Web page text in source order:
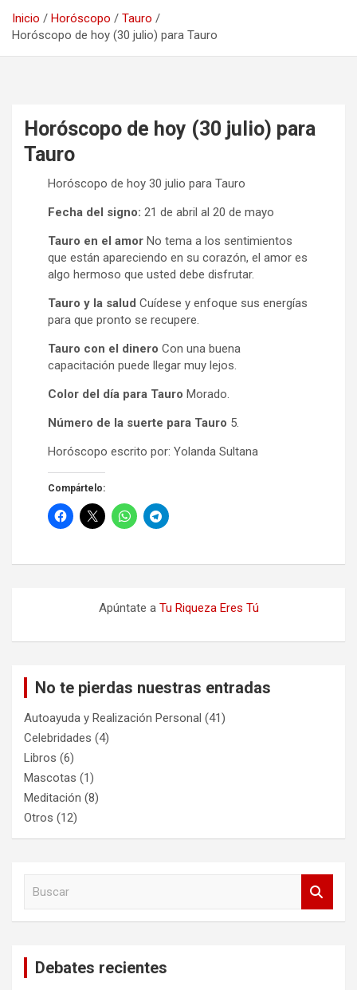
Inicio Horóscopo
Tauro
Horóscopo de hoy (30 julio) para Tauro
Horóscopo de hoy (30 julio) para
Tauro
Horóscopo de hoy 30 julio para Tauro
Fecha del signo: 21 de abril al 20 de mayo
Tauro en el amor No tema a los sentimientos
que están apareciendo en su corazón, el amor es
algo hermoso que usted debe disfrutar.
Tauro y la salud Cuídese y enfoque sus energías
para que pronto se recupere.
Tauro con el dinero Con una buena
capacitación puede llegar muy lejos.
Color del día para Tauro Morado.
Número de la suerte para Tauro 5.
Horóscopo escrito por: Yolanda Sultana
Compártelo:
Apúntate a Tu Riqueza Eres Tú
No te pierdas nuestras entradas
Autoayuda y Realización Personal (41)
Celebridades (4)
Libros (6)
Mascotas (1)
Meditación (8)
Otros (12)
Debates recientes